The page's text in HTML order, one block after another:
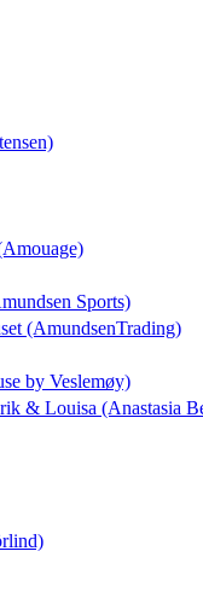
Sports)
(AmundsenTrading)
by Veslemøy)
& Louisa (Anastasia